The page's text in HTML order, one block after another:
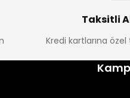
Taksitli
Kredi kartlarına